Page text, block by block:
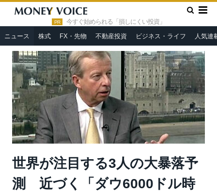
PR 今すぐ始められる「損しにくい投資」
ニュース 株式 FX・先物 不動産投資 ビジネス・ライフ 人気連
HOME » ニュース »
世界が注目する3人の大暴落予測 近づく
「ダウ6000ドル時代」の生き残り方
世界が注目する3人の大暴落予
測 近づく「ダウ6000ドル時